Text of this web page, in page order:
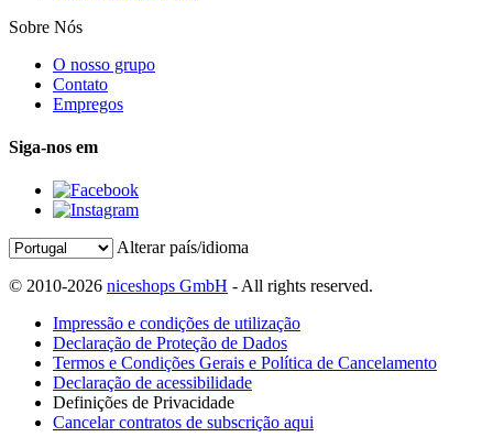
Sobre Nós
O nosso grupo
Contato
Empregos
Siga-nos em
Alterar país/idioma
© 2010-2026 niceshops GmbH - All rights reserved.
Impressão e condições de utilização
Declaração de Proteção de Dados
Termos e Condições Gerais e Política de Cancelamento
Declaração de acessibilidade
Definições de Privacidade
Cancelar contratos de subscrição aqui